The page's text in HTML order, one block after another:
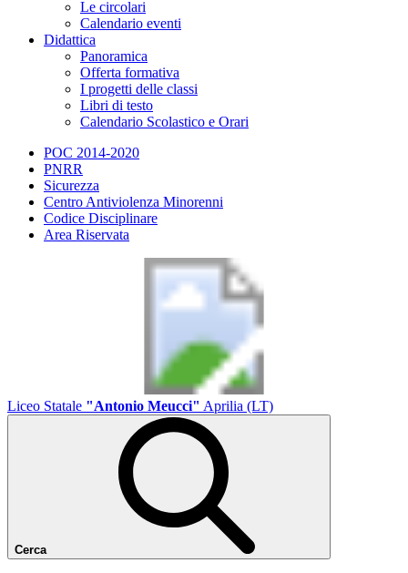
Le circolari
Calendario eventi
Didattica
Panoramica
Offerta formativa
I progetti delle classi
Libri di testo
Calendario Scolastico e Orari
POC 2014-2020
PNRR
Sicurezza
Centro Antiviolenza Minorenni
Codice Disciplinare
Area Riservata
Liceo Statale "Antonio Meucci" Aprilia (LT)
Cerca